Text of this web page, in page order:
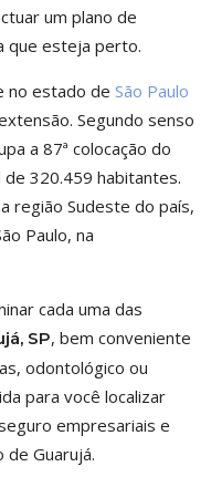
um plano de
que esteja perto.
no estado de São Paulo
Segundo senso
a 87ª colocação do
320.459 habitantes.
região Sudeste do país,
Paulo, na
cada uma das
SP, bem conveniente
odontológico ou
para você localizar
empresariais e
de Guarujá.